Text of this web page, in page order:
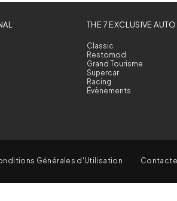
THE 7 EXCLUSIVE AUTO
Classic
Restomod
Grand Tourisme
Supercar
Racing
Évènements
Générales d'Utilisation